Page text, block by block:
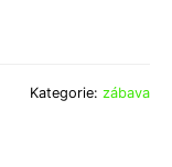
Kategorie: zábava